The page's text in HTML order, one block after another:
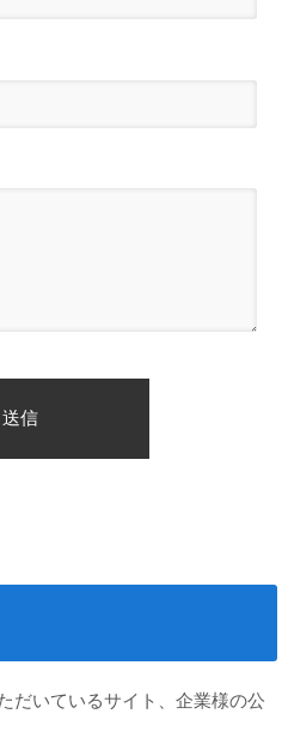
だいているサイト、企業様の公